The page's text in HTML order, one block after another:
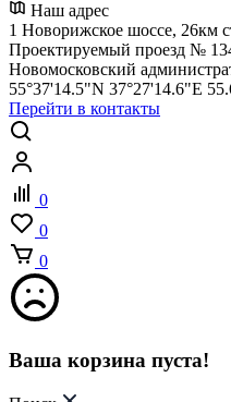
Наш адрес
1 Новорижское шоссе, 26км
Проектируемый проезд №
Новомосковский
55°37'14.5"N 37°27'14.6"E
Перейти в контакты
0
0
0
Ваша корзина пуста!